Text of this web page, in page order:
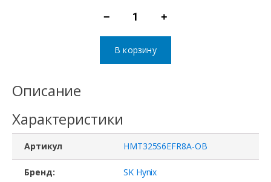
−
PB,
SK
hynix,
DDR3L,
+
В корзину
Описание
Характеристики
Артикул HMT325S6EFR8A-OB
Бренд: SK Hynix